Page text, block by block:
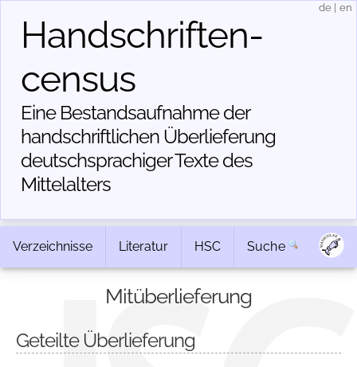
Handschriften­
census
Eine Bestandsaufnahme der
handschriftlichen Über­lieferung
deutschsprachiger Texte des
Mittelalters
de en
Verzeichnisse Literatur HSC Suche
Mitüberlieferung
Geteilte Überlieferung